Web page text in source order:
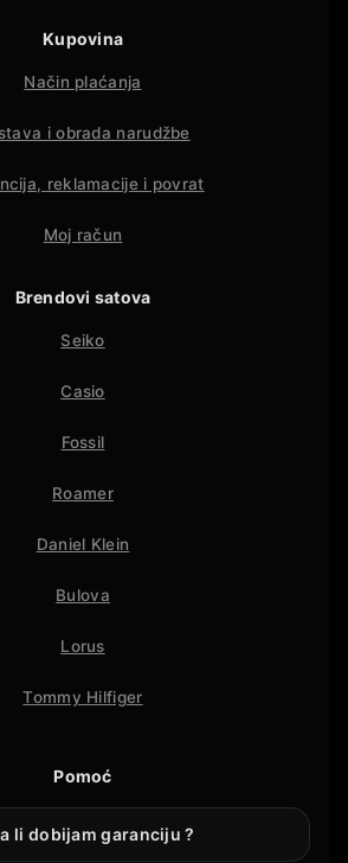
Kupovina
Način plaćanja
i obrada narudžbe
reklamacije i povrat
Moj račun
Brendovi satova
Seiko
Casio
Fossil
Roamer
Daniel Klein
Bulova
Lorus
Tommy Hilfiger
Pomoć
li dobijam garanciju ?